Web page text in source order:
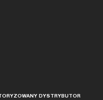
DYSTRYBUTOR